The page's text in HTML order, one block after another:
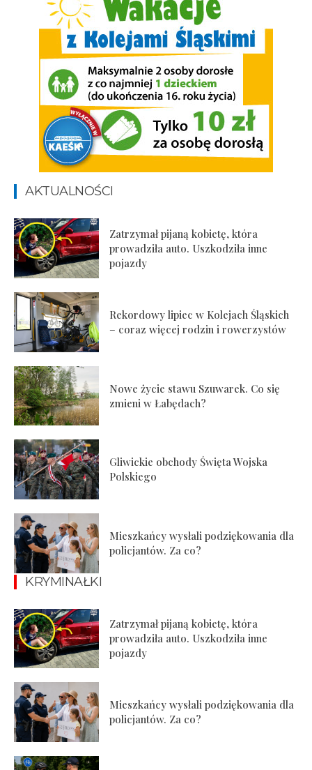
AKTUALNOŚCI
Zatrzymał pijaną kobietę, która
prowadziła auto. Uszkodziła inne
pojazdy
Rekordowy lipiec w Kolejach Śląskich
– coraz więcej rodzin i rowerzystów
Nowe życie stawu Szuwarek. Co się
zmieni w Łabędach?
Gliwickie obchody Święta Wojska
Polskiego
Mieszkańcy wysłali podziękowania dla
policjantów. Za co?
KRYMINAŁKI
Zatrzymał pijaną kobietę, która
prowadziła auto. Uszkodziła inne
pojazdy
Mieszkańcy wysłali podziękowania dla
policjantów. Za co?